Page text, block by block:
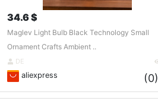
34.6 $
Maglev Light Bulb Black Technology Small
Ornament Crafts Ambient ..
DE
aliexpress (0)